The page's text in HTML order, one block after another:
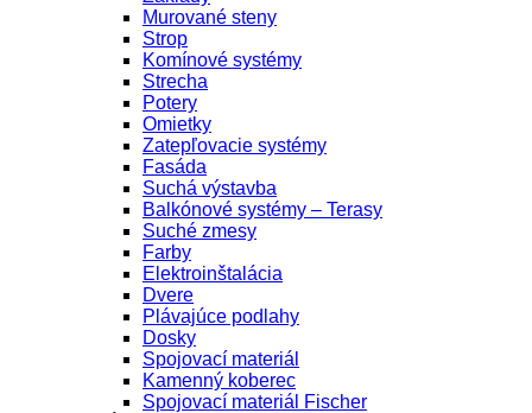
Murované steny
Strop
Komínové systémy
Strecha
Potery
Omietky
Zatepľovacie systémy
Fasáda
Suchá výstavba
Balkónové systémy – Terasy
Suché zmesy
Farby
Elektroinštalácia
Dvere
Plávajúce podlahy
Dosky
Spojovací materiál
Kamenný koberec
Spojovací materiál Fischer